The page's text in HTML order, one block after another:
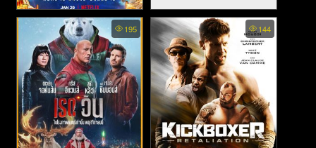
Finding ‘Ohana - ผจญภัยใจ
อะโลฮา (2021)
Moonfall - วันวิบัติจันทร์ถล่ม
โลก (2022)
195 144